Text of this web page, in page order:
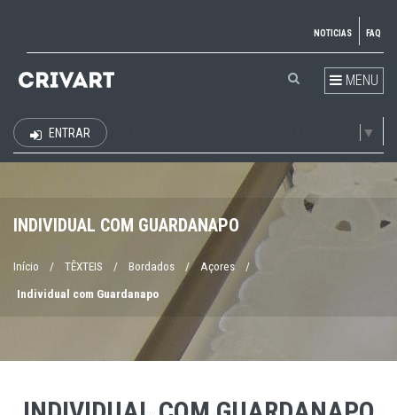
NOTICIAS FAQ
MENU
▼
ENTRAR
INDIVIDUAL COM GUARDANAPO
Início / TÊXTEIS / Bordados / Açores /
Individual com Guardanapo